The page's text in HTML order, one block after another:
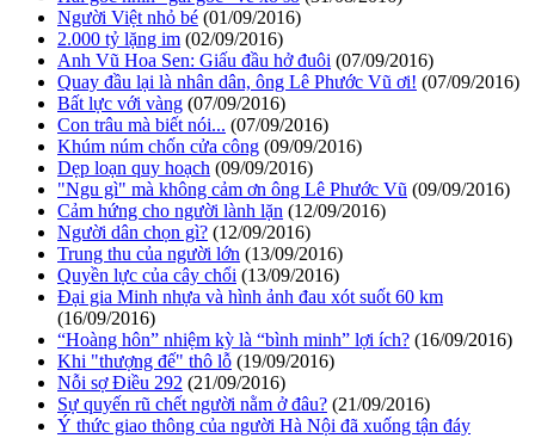
Người Việt nhỏ bé (01/09/2016)
2.000 tỷ lặng im (02/09/2016)
Anh Vũ Hoa Sen: Giấu đầu hở đuôi (07/09/2016)
Quay đầu lại là nhân dân, ông Lê Phước Vũ ơi! (07/09/2016)
Bất lực với vàng (07/09/2016)
Con trâu mà biết nói... (07/09/2016)
Khúm núm chốn cửa công (09/09/2016)
Dẹp loạn quy hoạch (09/09/2016)
"Ngu gì" mà không cảm ơn ông Lê Phước Vũ (09/09/2016)
Cảm hứng cho người lành lặn (12/09/2016)
Người dân chọn gì? (12/09/2016)
Trung thu của người lớn (13/09/2016)
Quyền lực của cây chổi (13/09/2016)
Đại gia Minh nhựa và hình ảnh đau xót suốt 60 km
(16/09/2016)
“Hoàng hôn” nhiệm kỳ là “bình minh” lợi ích? (16/09/2016)
Khi "thượng đế" thô lỗ (19/09/2016)
Nỗi sợ Điều 292 (21/09/2016)
Sự quyến rũ chết người nằm ở đâu? (21/09/2016)
Ý thức giao thông của người Hà Nội đã xuống tận đáy